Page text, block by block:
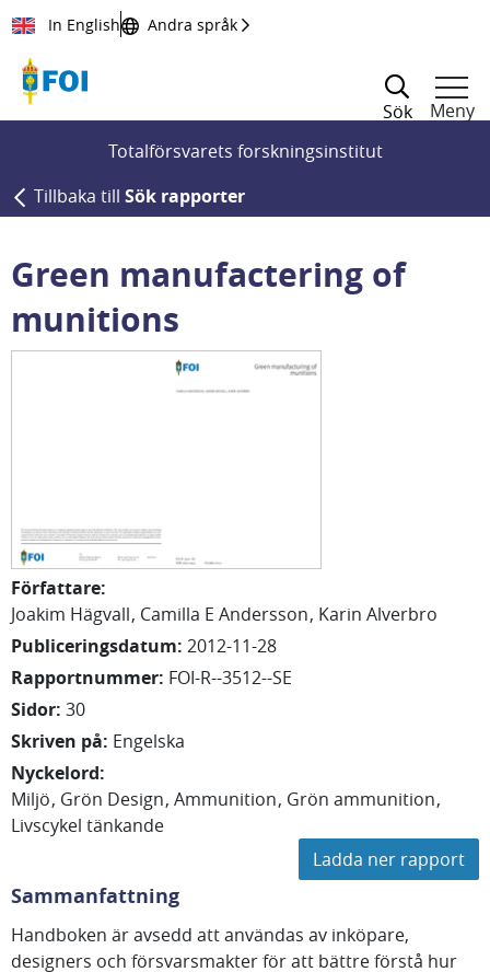
Till innehållet
In English Andra språk
Sök
Meny
Totalförsvarets forskningsinstitut
Tillbaka till Sök rapporter
Green manufactering of
munitions
Författare:
Joakim Hägvall Camilla E Andersson Karin Alverbro
Publiceringsdatum: 2012-11-28
Rapportnummer: FOI-R--3512--SE
Sidor: 30
Skriven på: Engelska
Nyckelord:
Miljö Grön Design Ammunition Grön ammunition
Livscykel tänkande
Ladda ner rapport
Sammanfattning
Handboken är avsedd att användas av inköpare,
designers och försvarsmakter för att bättre förstå hur